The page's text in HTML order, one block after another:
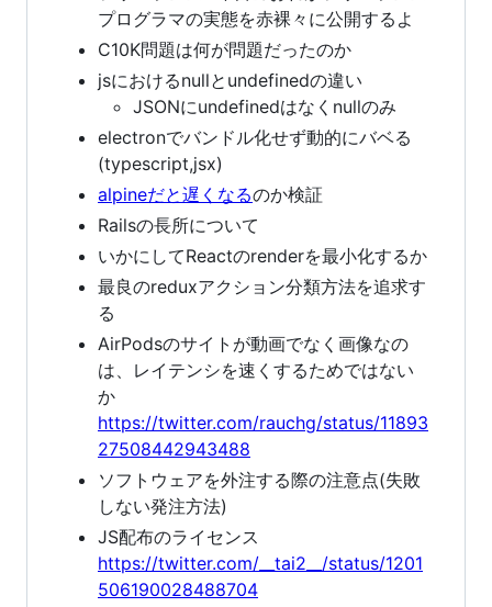
プログラマの実態を赤裸々に公開するよ
C10K問題は何が問題だったのか
jsにおけるnullとundefinedの違い
JSONにundefinedはなくnullのみ
electronでバンドル化せず動的にバベる
(typescript,jsx)
alpineだと遅くなるのか検証
Railsの長所について
いかにしてReactのrenderを最小化するか
最良のreduxアクション分類方法を追求す
る
AirPodsのサイトが動画でなく画像なの
は、レイテンシを速くするためではない
か
https://twitter.com/rauchg/status/11893
27508442943488
ソフトウェアを外注する際の注意点(失敗
しない発注方法)
JS配布のライセンス
https://twitter.com/__tai2__/status/1201
506190028488704